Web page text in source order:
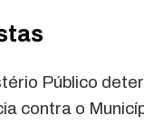
Público
contra o